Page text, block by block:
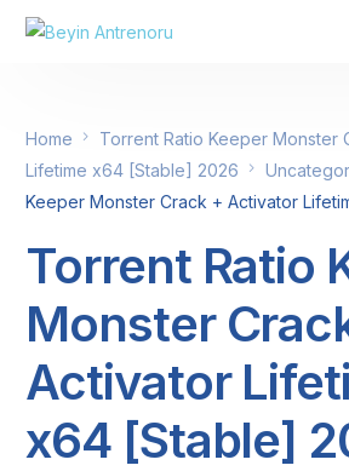
Home
Torrent Ratio Keeper Monster
Lifetime x64 [Stable] 2026
Keeper Monster Crack + Activator
Torrent Ratio
Monster
Activator
x64 [Stable]